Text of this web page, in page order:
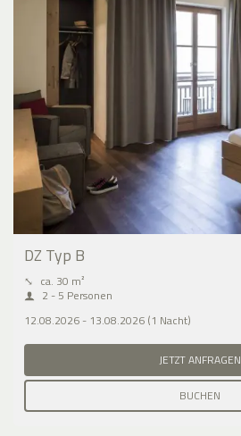
DZ Typ B
⤡ ca. 30 m²
2 - 5 Personen
12.08.2026 - 13.08.2026 (1 Nacht)
JETZT ANFRAGEN
BUCHEN